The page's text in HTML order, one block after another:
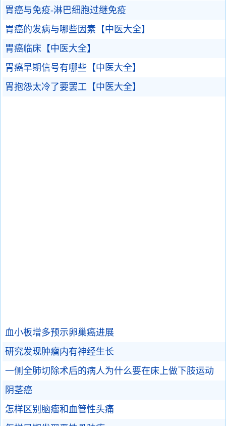
胃癌与免疫-淋巴细胞过继免疫
胃癌的发病与哪些因素【中医大全】
胃癌临床【中医大全】
胃癌早期信号有哪些【中医大全】
胃抱怨太冷了要罢工【中医大全】
血小板增多预示卵巢癌进展
研究发现肿瘤内有神经生长
一侧全肺切除术后的病人为什么要在床上做下肢运动
阴茎癌
怎样区别脑瘤和血管性头痛